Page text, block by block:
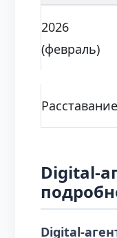
2026
(февраль)
Digital-
Digital-